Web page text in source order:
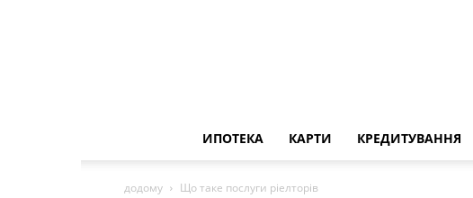
ИПОТЕКА КАРТИ КРЕДИТУВАННЯ
додому Що таке послуги ріелторів